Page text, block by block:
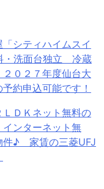
シティハイムスイ
・洗面台独立 冷蔵
０２７年度仙台大
約申込可能です！
ＤＫネット無料の
ンターネット無
件♪ 家賃の三菱UFJ